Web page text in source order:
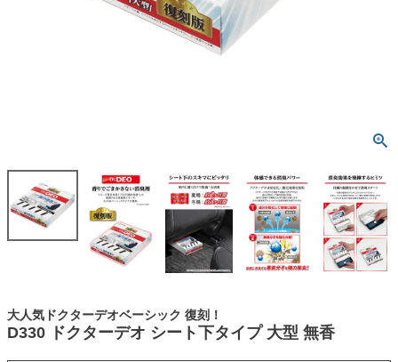
大人気ドクターデオベーシック 復刻！
D330 ドクターデオ シート下タイプ 大型 無香